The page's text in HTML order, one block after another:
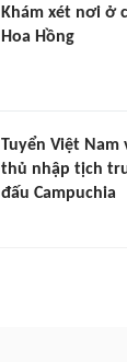
Khám xét nơi ở
Hoa Hồng
Tuyển Việt Nam
thủ nhập tịch
đấu Campuchia